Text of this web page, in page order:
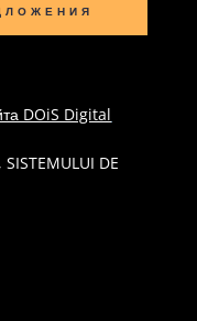
DOiS Digital
SISTEMULUI DE